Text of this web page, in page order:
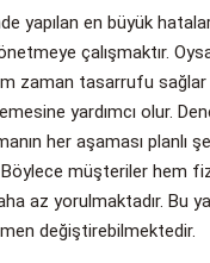
yapılan en büyük
çalışmaktır.
zaman tasarrufu sağlar
yardımcı olur.
her aşaması planlı
müşteriler hem
az yorulmaktadır. Bu
değiştirebilmektedir.